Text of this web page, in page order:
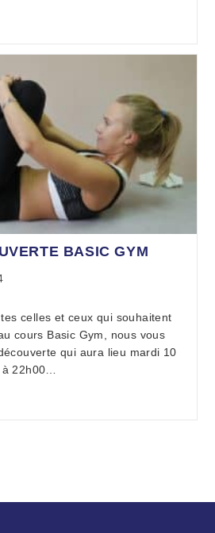
BASIC GYM
celles et ceux qui souhaitent
cours Basic Gym, nous vous
qui aura lieu mardi 10
22h00…